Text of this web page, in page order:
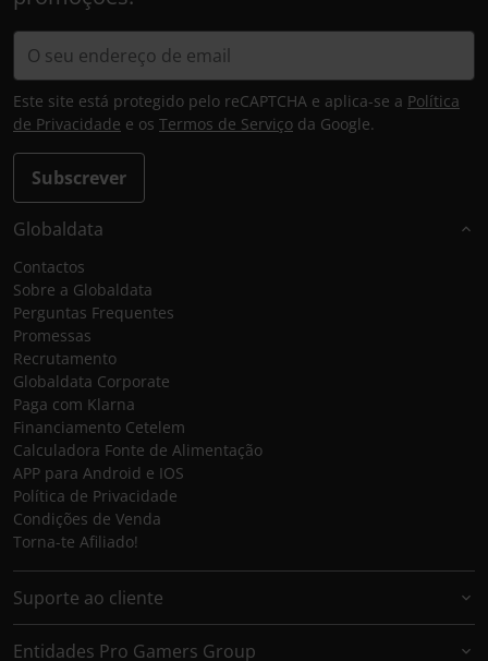
Subscrever
Este site está protegido pelo reCAPTCHA e aplica-se a Política
de Privacidade e os Termos de Serviço da Google.
Globaldata
Contactos
Sobre a Globaldata
Perguntas Frequentes
Promessas
Recrutamento
Globaldata Corporate
Paga com Klarna
Financiamento Cetelem
Calculadora Fonte de Alimentação
APP para Android e IOS
Política de Privacidade
Condições de Venda
Torna-te Afiliado!
Suporte ao cliente
Entidades Pro Gamers Group